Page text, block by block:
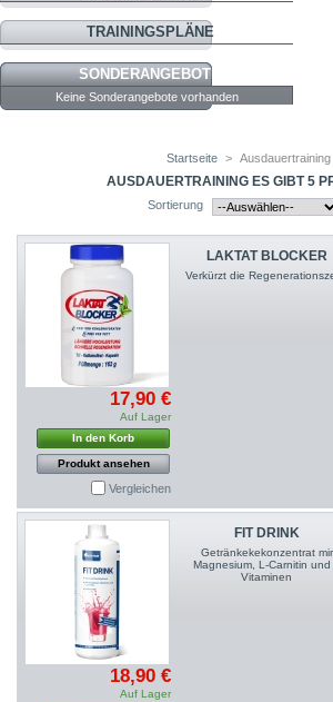
TRAININGSPLÄNE
SONDERANGEBOTE
Keine Sonderangebote vorhanden
Startseite > Ausdauertraining
AUSDAUERTRAINING ES GIBT 5
Sortierung
LAKTAT BLOCKER
Verkürzt die
17,90 €
Auf Lager
In den Korb
Produkt ansehen
Vergleichen
FIT DRINK
Getränkekekonzentrat mir
Magnesium, L-Carnitin und
Vitaminen
18,90 €
Auf Lager